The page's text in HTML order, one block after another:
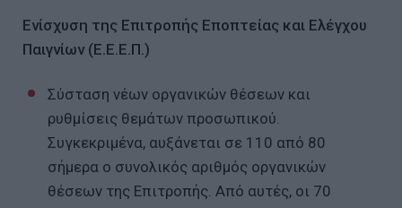
Ενίσχυση της Επιτροπής Εποπτείας και Ελέγχου
Παιγνίων (Ε.Ε.Ε.Π.)
Σύσταση νέων οργανικών θέσεων και
ρυθμίσεις θεμάτων προσωπικού.
Συγκεκριμένα, αυξάνεται σε 110 από 80
σήμερα ο συνολικός αριθμός οργανικών
θέσεων της Επιτροπής. Από αυτές, οι 70